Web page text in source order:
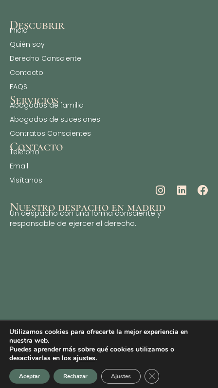
Descubrir
Inicio
Quién soy
Derecho Consciente
Contacto
FAQS
Servicios
⁠Abogados de familia
⁠Abogados de sucesiones
Contratos Conscientes
Contacto
Teléfono
Email
Visítanos
Nuestro despacho en madrid
Un despacho con una forma consciente y
responsable de ejercer el derecho.
© 2025 Copyright Derecho Consciente | Aviso legal
de privacidad| Web porEnciende Marketing
Utilizamos cookies para ofrecerte la mejor experiencia en
nuestra web.
Puedes aprender más sobre qué cookies utilizamos o
desactivarlas en los ajustes.
Aceptar Rechazar Ajustes Cerrar el banner de